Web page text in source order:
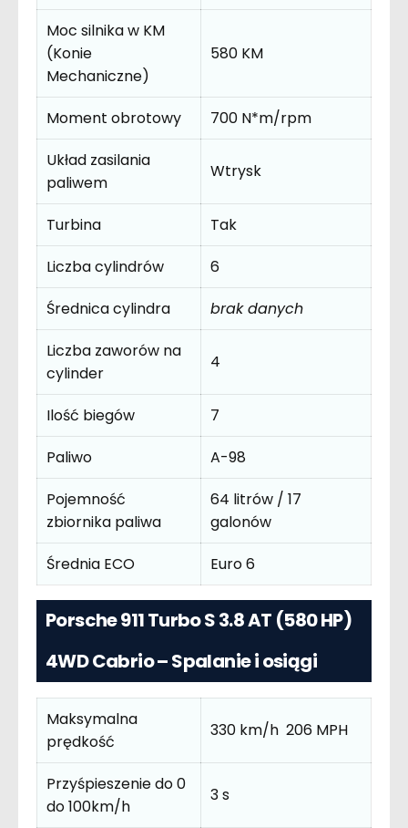
Moc silnika w KM
(Konie
Mechaniczne)
580 KM
Moment obrotowy
700 N*m/rpm
Układ zasilania
paliwem
Wtrysk
Turbina
Tak
Liczba cylindrów
6
Średnica cylindra
brak danych
Liczba zaworów na
cylinder
4
Ilość biegów
7
Paliwo
A-98
Pojemność
zbiornika paliwa
64 litrów / 17
galonów
Średnia ECO
Euro 6
Porsche 911 Turbo S 3.8 AT (580 HP)
4WD Cabrio – Spalanie i osiągi
Maksymalna
prędkość
330 km/h 206 MPH
Przyśpieszenie do 0
do 100km/h
3 s